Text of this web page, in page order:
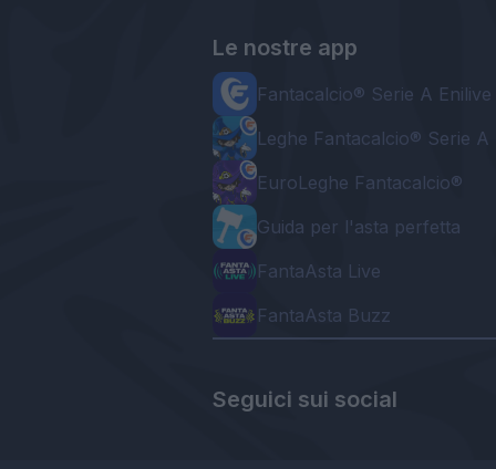
Le nostre app
Fantacalcio® Serie A Enilive
Leghe Fantacalcio® Serie A
EuroLeghe Fantacalcio®
Guida per l'asta perfetta
FantaAsta Live
FantaAsta Buzz
Seguici sui social